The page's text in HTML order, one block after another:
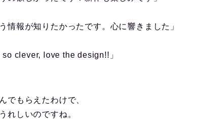
情報が知りたかったです。心に響きました」
so clever, love the design!!」
でもらえたわけで、
れしいのですね。